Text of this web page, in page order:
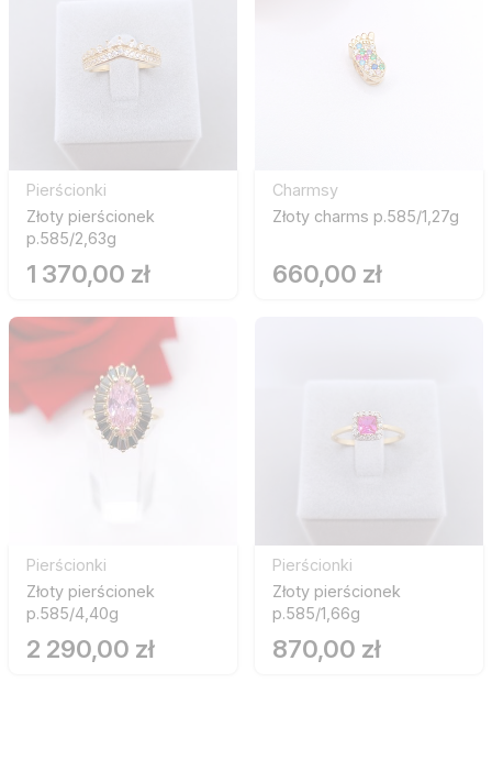
Pierścionki
Złoty pierścionek
p.585/2,63g
1 370,00 zł
Charmsy
Złoty charms p.585/1,27g
660,00 zł
Pierścionki
Złoty pierścionek
p.585/4,40g
2 290,00 zł
Pierścionki
Złoty pierścionek
p.585/1,66g
870,00 zł